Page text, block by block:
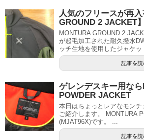
人気のフリースが再
GROUND 2 JACKET】
MONTURA GROUND 2
が起毛加工された耐久撥水
ッチ生地を使用したジャケッ
記事を読
ゲレンデスキー用な
POWDER JACKET
本日はちょっとレアなモン
ご紹介します。 MONTURA
(MJAT96X)です。 ...
記事を読